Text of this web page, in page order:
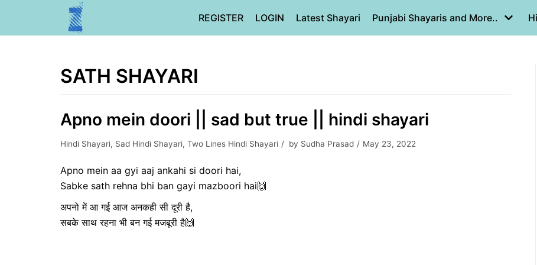
REGISTER LOGIN Latest Shayari Punjabi Shayaris and More..
SATH SHAYARI
Apno mein doori || sad but true || hindi shayari
Hindi Shayari, Sad Hindi Shayari, Two Lines Hindi Shayari by Sudha Prasad May 23, 2022
Apno mein aa gyi aaj ankahi si doori hai,
Sabke sath rehna bhi ban gayi mazboori hai🙌
अपनो में आ गई आज अनकही सी दूरी है,
सबके साथ रहना भी बन गई मजबूरी है🙌